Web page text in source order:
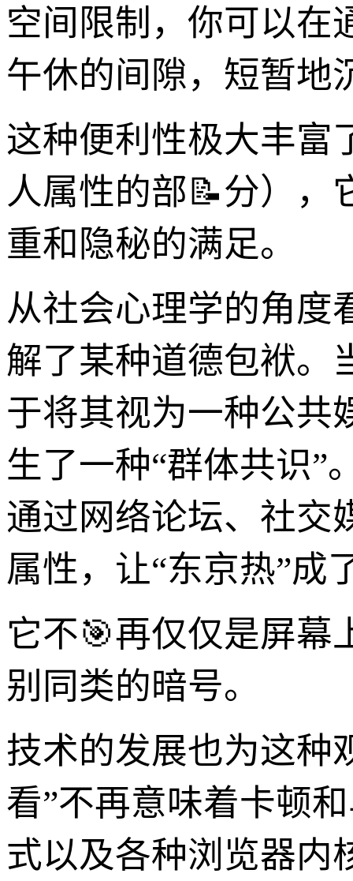
空间限制，你可以在
午休的间隙，短暂地
这种便利性极大丰富
人属性的部📝分），
重和隐秘的满足。
从社会心理学的角度
解了某种道德包袱。
于将其视为一种公共
生了一种“群体共识”
通过网络论坛、社交
属性，让“东京热”成
它不🎯再仅仅是屏幕
别同类的暗号。
技术的发展也为这种
看”不再意味着卡顿
式以及各种浏览器内